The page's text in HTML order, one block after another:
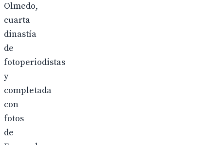
Olmedo,
cuarta
dinastía
de
fotoperiodistas
y
completada
con
fotos
de